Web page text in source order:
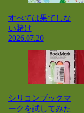
すべては果てしな
い賭け
2026.07.20
シリコンブックマ
ークを試してみた